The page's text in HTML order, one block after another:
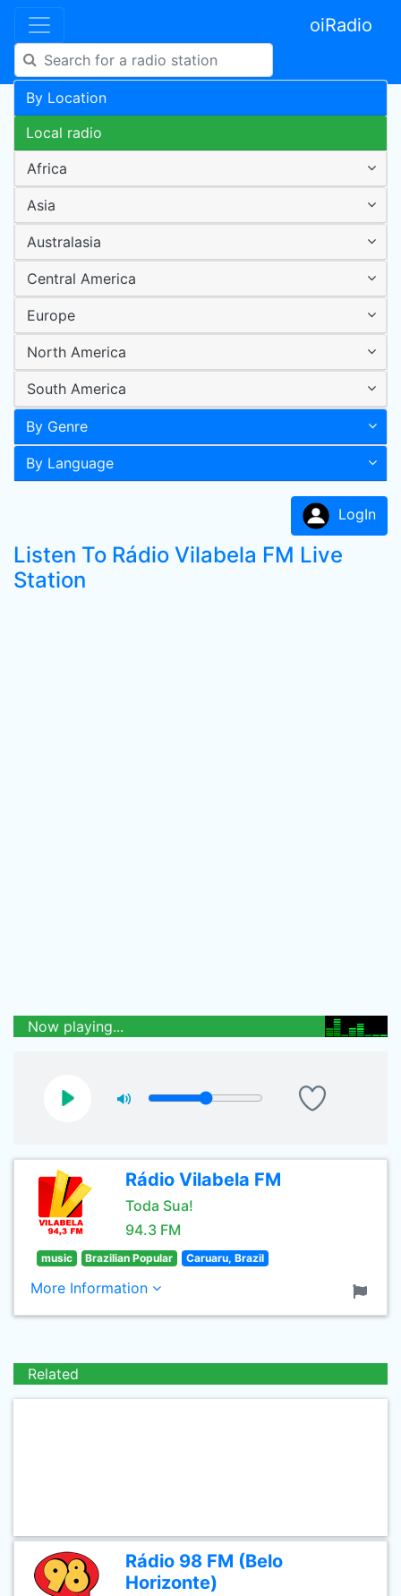
oiRadio
By Location
Local radio
Africa
Asia
Australasia
Central America
Europe
North America
South America
By Genre
By Language
LogIn
Listen To Rádio Vilabela FM Live
Station
Now playing...
Rádio Vilabela FM
Toda Sua!
94.3 FM
music Brazilian Popular Caruaru, Brazil
More Information
Related
Rádio 98 FM (Belo
Horizonte)